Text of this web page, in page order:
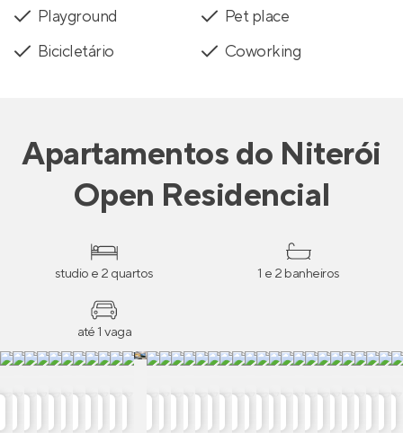
Playground
Pet place
Bicicletário
Coworking
Apartamentosdo Niterói
Open Residencial
studio e 2 quartos 1 e 2 banheiros
até 1 vaga